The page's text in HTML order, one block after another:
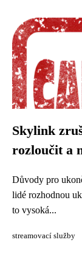
Skylink
rozloučit a
Důvody pro
lidé rozhodnou
to vysoká...
streamovací služby